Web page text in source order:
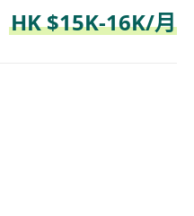
HK $15K-16K/月